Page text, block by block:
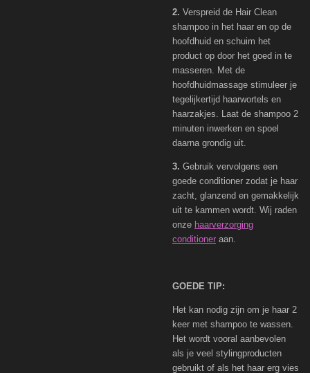
2. Verspreid de Hair Clean
shampoo in het haar en op de
hoofdhuid en schuim het
product op door het goed in te
masseren. Met de
hoofdhuidmassage stimuleer je
tegelijkertijd haarwortels en
haarzakjes. Laat de shampoo 2
minuten inwerken en spoel
daarna grondig uit.
3. Gebruik vervolgens een
goede conditioner zodat je haar
zacht, glanzend en gemakkelijk
uit te kammen wordt. Wij raden
onze haarverzorging
conditioner aan.
GOEDE TIP:
Het kan nodig zijn om je haar 2
keer met shampoo te wassen.
Het wordt vooral aanbevolen
als je veel stylingproducten
gebruikt of als het haar erg vies